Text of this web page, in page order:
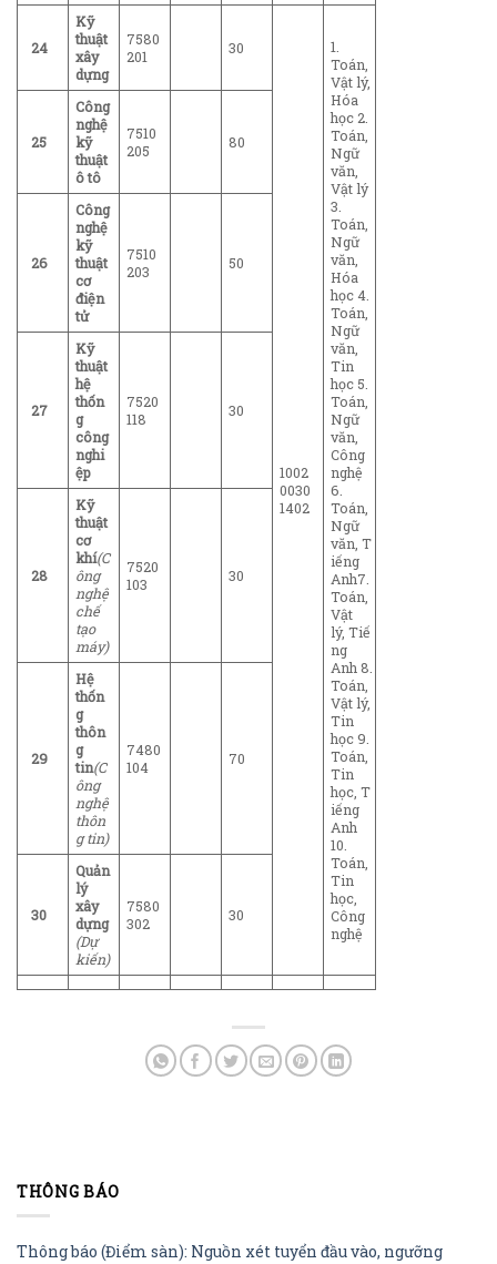
24
Kỹ
thuật
xây
dựng
7580
201
30
1002
0030
1402
1.
Toán,
Vật lý,
Hóa
học 2.
Toán,
Ngữ
văn,
Vật lý
3.
Toán,
Ngữ
văn,
Hóa
học 4.
Toán,
Ngữ
văn,
Tin
học 5.
Toán,
Ngữ
văn,
Công
nghệ
6.
Toán,
Ngữ
văn, T
iếng
Anh7.
Toán,
Vật
lý, Tiế
ng
Anh 8.
Toán,
Vật lý,
Tin
học 9.
Toán,
Tin
học, T
iếng
Anh
10.
Toán,
Tin
học,
Công
nghệ
25
Công
nghệ
kỹ
thuật
ô tô
7510
205
80
26
Công
nghệ
kỹ
thuật
cơ
điện
tử
7510
203
50
27
Kỹ
thuật
hệ
thốn
g
công
nghi
ệp
7520
118
30
28
Kỹ
thuật
cơ
khí(C
ông
nghệ
chế
tạo
máy)
7520
103
30
29
Hệ
thốn
g
thôn
g
tin(C
ông
nghệ
thôn
g tin)
7480
104
70
30
Quản
lý
xây
dựng
(Dự
kiến)
7580
302
30
THÔNG BÁO
Thông báo (Điểm sàn): Nguồn xét tuyển đầu vào, ngưỡng